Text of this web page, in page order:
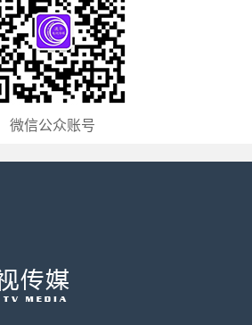
微信公众账号